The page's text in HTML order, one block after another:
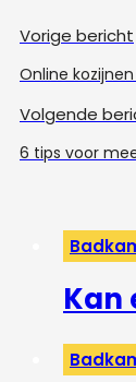
Vorige bericht
Online
Volgende
6 tips voor
Kan